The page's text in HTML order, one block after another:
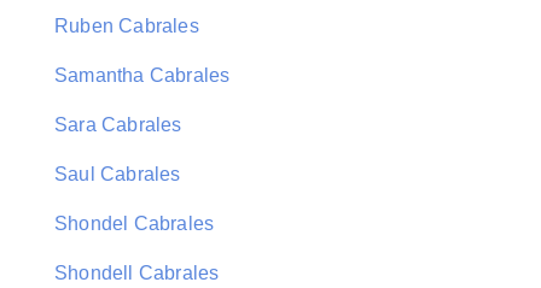
Ruben Cabrales
Samantha Cabrales
Sara Cabrales
Saul Cabrales
Shondel Cabrales
Shondell Cabrales